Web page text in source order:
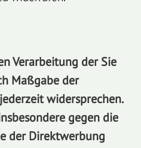
Verarbeitung der Sie
Maßgabe der
widersprechen.
gegen die
der Direktwerbung